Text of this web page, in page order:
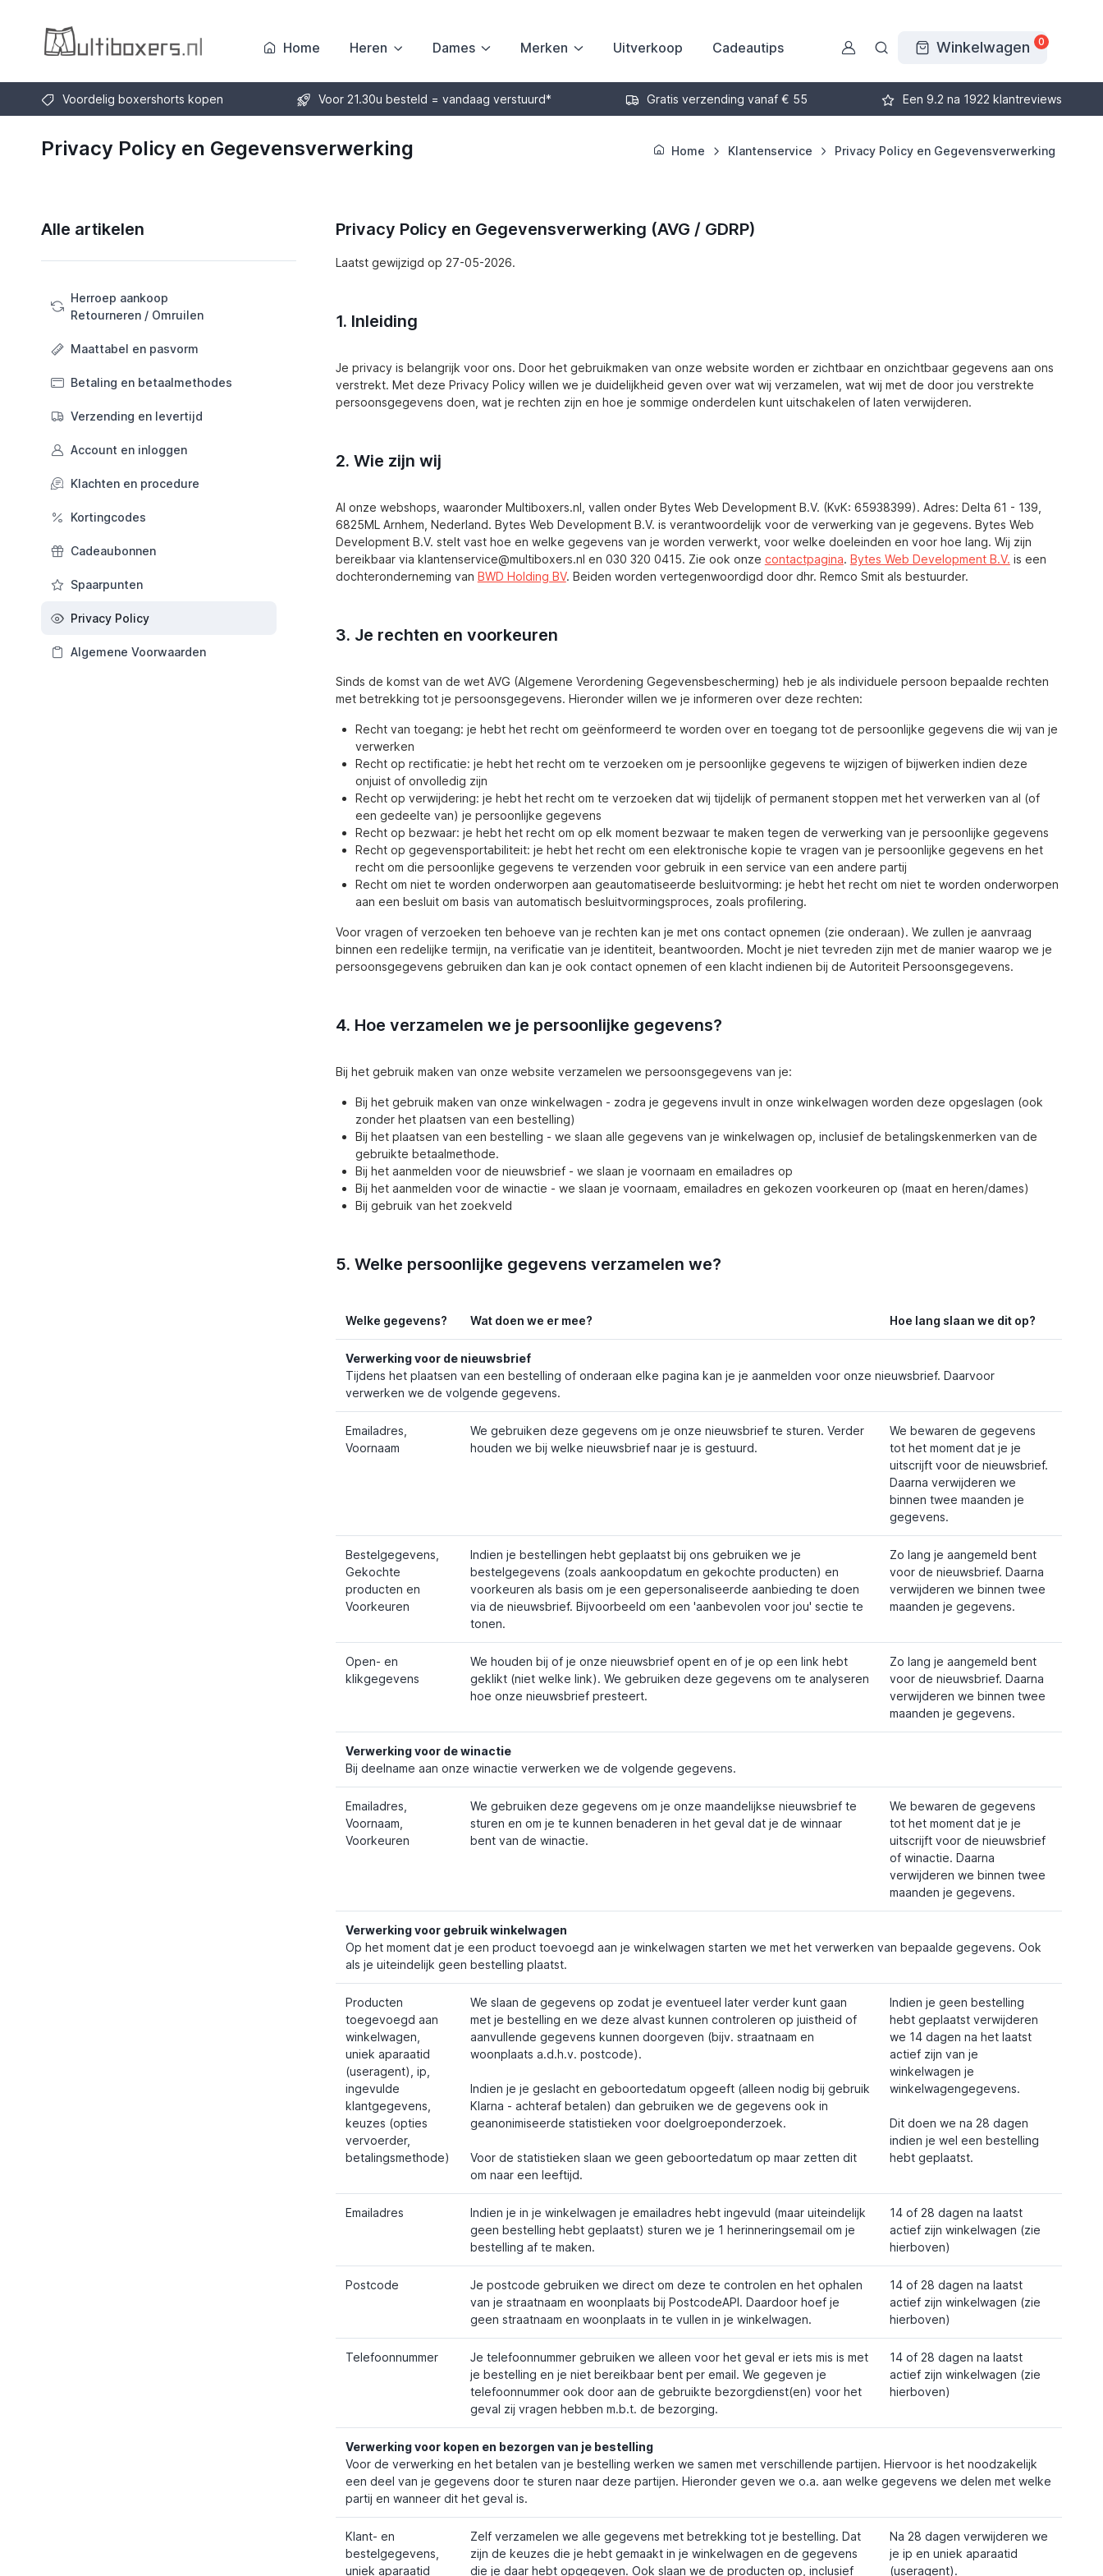
Home Heren Dames Merken Uitverkoop Cadeautips Winkelwagen 0
Voordelig boxershorts kopen Voor 21.30u besteld = vandaag verstuurd* Gratis verzending vanaf € 55 Een 9.2 na 1922 klantreviews
Home Klantenservice Privacy Policy en Gegevensverwerking
Privacy Policy en Gegevensverwerking
Alle artikelen
Herroep aankoop
Retourneren / Omruilen
Maattabel en pasvorm
Betaling en betaalmethodes
Verzending en levertijd
Account en inloggen
Klachten en procedure
Kortingcodes
Cadeaubonnen
Spaarpunten
Privacy Policy
Algemene Voorwaarden
Privacy Policy en Gegevensverwerking (AVG / GDRP)
Laatst gewijzigd op 27-05-2026.
1. Inleiding
Je privacy is belangrijk voor ons. Door het gebruikmaken van onze website worden er zichtbaar en onzichtbaar gegevens aan ons
verstrekt. Met deze Privacy Policy willen we je duidelijkheid geven over wat wij verzamelen, wat wij met de door jou verstrekte
persoonsgegevens doen, wat je rechten zijn en hoe je sommige onderdelen kunt uitschakelen of laten verwijderen.
2. Wie zijn wij
Al onze webshops, waaronder Multiboxers.nl, vallen onder Bytes Web Development B.V. (KvK: 65938399). Adres: Delta 61 - 139,
6825ML Arnhem, Nederland. Bytes Web Development B.V. is verantwoordelijk voor de verwerking van je gegevens. Bytes Web
Development B.V. stelt vast hoe en welke gegevens van je worden verwerkt, voor welke doeleinden en voor hoe lang. Wij zijn
bereikbaar via klantenservice@multiboxers.nl en 030 320 0415. Zie ook onze contactpagina. Bytes Web Development B.V. is een
dochteronderneming van BWD Holding BV. Beiden worden vertegenwoordigd door dhr. Remco Smit als bestuurder.
3. Je rechten en voorkeuren
Sinds de komst van de wet AVG (Algemene Verordening Gegevensbescherming) heb je als individuele persoon bepaalde rechten
met betrekking tot je persoonsgegevens. Hieronder willen we je informeren over deze rechten:
Recht van toegang: je hebt het recht om geënformeerd te worden over en toegang tot de persoonlijke gegevens die wij van je
verwerken
Recht op rectificatie: je hebt het recht om te verzoeken om je persoonlijke gegevens te wijzigen of bijwerken indien deze
onjuist of onvolledig zijn
Recht op verwijdering: je hebt het recht om te verzoeken dat wij tijdelijk of permanent stoppen met het verwerken van al (of
een gedeelte van) je persoonlijke gegevens
Recht op bezwaar: je hebt het recht om op elk moment bezwaar te maken tegen de verwerking van je persoonlijke gegevens
Recht op gegevensportabiliteit: je hebt het recht om een elektronische kopie te vragen van je persoonlijke gegevens en het
recht om die persoonlijke gegevens te verzenden voor gebruik in een service van een andere partij
Recht om niet te worden onderworpen aan geautomatiseerde besluitvorming: je hebt het recht om niet te worden onderworpen
aan een besluit om basis van automatisch besluitvormingsproces, zoals profilering.
Voor vragen of verzoeken ten behoeve van je rechten kan je met ons contact opnemen (zie onderaan). We zullen je aanvraag
binnen een redelijke termijn, na verificatie van je identiteit, beantwoorden. Mocht je niet tevreden zijn met de manier waarop we je
persoonsgegevens gebruiken dan kan je ook contact opnemen of een klacht indienen bij de Autoriteit Persoonsgegevens.
4. Hoe verzamelen we je persoonlijke gegevens?
Bij het gebruik maken van onze website verzamelen we persoonsgegevens van je:
Bij het gebruik maken van onze winkelwagen - zodra je gegevens invult in onze winkelwagen worden deze opgeslagen (ook
zonder het plaatsen van een bestelling)
Bij het plaatsen van een bestelling - we slaan alle gegevens van je winkelwagen op, inclusief de betalingskenmerken van de
gebruikte betaalmethode.
Bij het aanmelden voor de nieuwsbrief - we slaan je voornaam en emailadres op
Bij het aanmelden voor de winactie - we slaan je voornaam, emailadres en gekozen voorkeuren op (maat en heren/dames)
Bij gebruik van het zoekveld
5. Welke persoonlijke gegevens verzamelen we?
Welke gegevens? Wat doen we er mee? Hoe lang slaan we dit op?
Verwerking voor de nieuwsbrief
Tijdens het plaatsen van een bestelling of onderaan elke pagina kan je je aanmelden voor onze nieuwsbrief. Daarvoor
verwerken we de volgende gegevens.
Emailadres,
Voornaam
We gebruiken deze gegevens om je onze nieuwsbrief te sturen. Verder
houden we bij welke nieuwsbrief naar je is gestuurd.
We bewaren de gegevens
tot het moment dat je je
uitscrijft voor de nieuwsbrief.
Daarna verwijderen we
binnen twee maanden je
gegevens.
Bestelgegevens,
Gekochte
producten en
Voorkeuren
Indien je bestellingen hebt geplaatst bij ons gebruiken we je
bestelgegevens (zoals aankoopdatum en gekochte producten) en
voorkeuren als basis om je een gepersonaliseerde aanbieding te doen
via de nieuwsbrief. Bijvoorbeeld om een 'aanbevolen voor jou' sectie te
tonen.
Zo lang je aangemeld bent
voor de nieuwsbrief. Daarna
verwijderen we binnen twee
maanden je gegevens.
Open- en
klikgegevens
We houden bij of je onze nieuwsbrief opent en of je op een link hebt
geklikt (niet welke link). We gebruiken deze gegevens om te analyseren
hoe onze nieuwsbrief presteert.
Zo lang je aangemeld bent
voor de nieuwsbrief. Daarna
verwijderen we binnen twee
maanden je gegevens.
Verwerking voor de winactie
Bij deelname aan onze winactie verwerken we de volgende gegevens.
Emailadres,
Voornaam,
Voorkeuren
We gebruiken deze gegevens om je onze maandelijkse nieuwsbrief te
sturen en om je te kunnen benaderen in het geval dat je de winnaar
bent van de winactie.
We bewaren de gegevens
tot het moment dat je je
uitscrijft voor de nieuwsbrief
of winactie. Daarna
verwijderen we binnen twee
maanden je gegevens.
Verwerking voor gebruik winkelwagen
Op het moment dat je een product toevoegd aan je winkelwagen starten we met het verwerken van bepaalde gegevens. Ook
als je uiteindelijk geen bestelling plaatst.
Producten
toegevoegd aan
winkelwagen,
uniek aparaatid
(useragent), ip,
ingevulde
klantgegevens,
keuzes (opties
vervoerder,
betalingsmethode)
We slaan de gegevens op zodat je eventueel later verder kunt gaan
met je bestelling en we deze alvast kunnen controleren op juistheid of
aanvullende gegevens kunnen doorgeven (bijv. straatnaam en
woonplaats a.d.h.v. postcode).
Indien je je geslacht en geboortedatum opgeeft (alleen nodig bij gebruik
Klarna - achteraf betalen) dan gebruiken we de gegevens ook in
geanonimiseerde statistieken voor doelgroeponderzoek.
Voor de statistieken slaan we geen geboortedatum op maar zetten dit
om naar een leeftijd.
Indien je geen bestelling
hebt geplaatst verwijderen
we 14 dagen na het laatst
actief zijn van je
winkelwagen je
winkelwagengegevens.
Dit doen we na 28 dagen
indien je wel een bestelling
hebt geplaatst.
Emailadres
Indien je in je winkelwagen je emailadres hebt ingevuld (maar uiteindelijk
geen bestelling hebt geplaatst) sturen we je 1 herinneringsemail om je
bestelling af te maken.
14 of 28 dagen na laatst
actief zijn winkelwagen (zie
hierboven)
Postcode
Je postcode gebruiken we direct om deze te controlen en het ophalen
van je straatnaam en woonplaats bij PostcodeAPI. Daardoor hoef je
geen straatnaam en woonplaats in te vullen in je winkelwagen.
14 of 28 dagen na laatst
actief zijn winkelwagen (zie
hierboven)
Telefoonnummer
Je telefoonnummer gebruiken we alleen voor het geval er iets mis is met
je bestelling en je niet bereikbaar bent per email. We gegeven je
telefoonnummer ook door aan de gebruikte bezorgdienst(en) voor het
geval zij vragen hebben m.b.t. de bezorging.
14 of 28 dagen na laatst
actief zijn winkelwagen (zie
hierboven)
Verwerking voor kopen en bezorgen van je bestelling
Voor de verwerking en het betalen van je bestelling werken we samen met verschillende partijen. Hiervoor is het noodzakelijk
een deel van je gegevens door te sturen naar deze partijen. Hieronder geven we o.a. aan welke gegevens we delen met welke
partij en wanneer dit het geval is.
Klant- en
bestelgegevens,
uniek aparaatid
Zelf verzamelen we alle gegevens met betrekking tot je bestelling. Dat
zijn de keuzes die je hebt gemaakt in je winkelwagen en de gegevens
die je daar hebt opgegeven. Ook slaan we de producten op, inclusief
Na 28 dagen verwijderen we
je ip en uniek aparaatid
(useragent).